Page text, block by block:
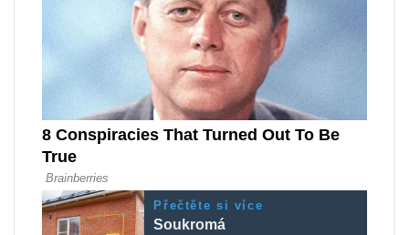
Přečtěte si více
Soukromá